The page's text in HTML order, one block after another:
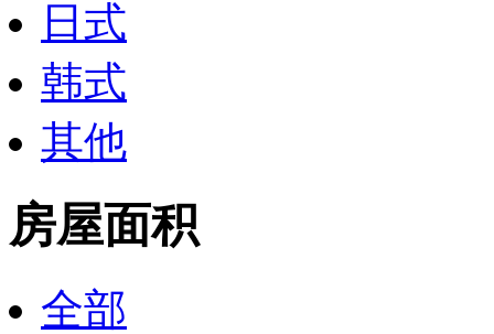
日式
韩式
其他
房屋面积
全部